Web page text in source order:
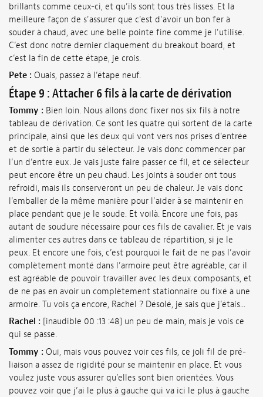
brillants comme ceux-ci, et qu’ils sont tous très lisses. Et la
meilleure façon de s'assurer que c'est d'avoir un bon fer à
souder à chaud, avec une belle pointe fine comme je l'utilise.
C’est donc notre dernier claquement du breakout board, et
c’est la fin de cette étape, je crois.
Pete : Ouais, passez à l’étape neuf.
Étape 9 : Attacher 6 fils à la carte de dérivation
Tommy : Bien loin. Nous allons donc fixer nos six fils à notre
tableau de dérivation. Ce sont les quatre qui sortent de la carte
principale, ainsi que les deux qui vont vers nos prises d'entrée
et de sortie à partir du sélecteur. Je vais donc commencer par
l’un d’entre eux. Je vais juste faire passer ce fil, et ce sélecteur
peut encore être un peu chaud. Les joints à souder ont tous
refroidi, mais ils conserveront un peu de chaleur. Je vais donc
l'emballer de la même manière pour l'aider à se maintenir en
place pendant que je le soude. Et voilà. Encore une fois, pas
autant de soudure nécessaire pour ces fils de cavalier. Et je vais
alimenter ces autres dans ce tableau de répartition, si je le
peux. Et encore une fois, c’est pourquoi le fait de ne pas l’avoir
complètement monté dans l’armoire peut être agréable, car il
est agréable de pouvoir travailler avec les deux composants, et
de ne pas en avoir un complètement stationnaire ou fixé à une
armoire. Tu vois ça encore, Rachel ? Désolé, je sais que j’étais...
Rachel : [inaudible 00 :13 :48] un peu de main, mais je vois ce
qui se passe.
Tommy : Oui, mais vous pouvez voir ces fils, ce joli fil de pré-
liaison a assez de rigidité pour se maintenir en place. Et vous
voulez juste vous assurer qu’elles sont bien orientées. Vous
pouvez voir que j’ai le plus à gauche qui va ici le plus à gauche